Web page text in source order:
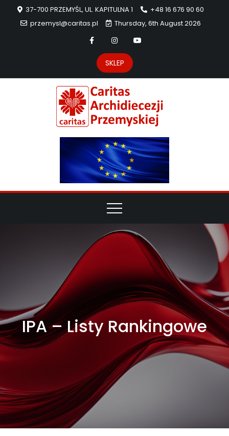
37-700 PRZEMYŚL, UL. KAPITULNA 1
+48 16 676 90 60
przemysl@caritas.pl
Thursday, 6th August 2026
SKLEP
IPA – Listy Rankingowe